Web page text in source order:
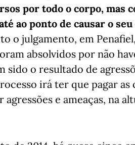
por todo o corpo, mas
ao ponto de causar o seu
o julgamento, em
absolvidos por não
sido o resultado de
irá ter que pagar as
e ameaças, na